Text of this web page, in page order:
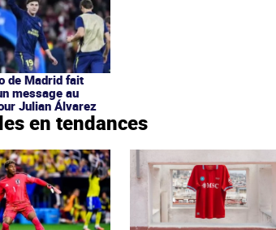
de Madrid fait
message au
Julian Álvarez
en tendances